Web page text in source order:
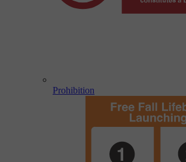
Prohibition